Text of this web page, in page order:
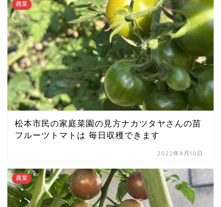
農業
松本市民の家庭菜園の見方ナカツタヤさんの苗
フルーツトマトは 毎日収穫できます
2022年8月10日
農業